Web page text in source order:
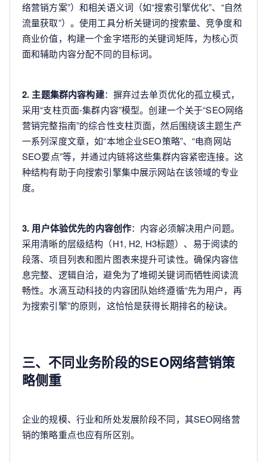
络营销方案”）和相关语义词（如“搜索引擎优化”、“自然
流量获取”）。使用工具分析关键词的搜索量、竞争度和
商业价值，构建一个金字塔形的关键词矩阵，为核心页
面和辅助内容分配不同的目标词。
2. 主题集群内容构建：摒弃过去单页优化的孤立模式，
采用“支柱页面-集群内容”模型。创建一个关于“SEO网络
营销完整指南”的综合性支柱页面，然后围绕该主题生产
一系列深度文章，如“本地企业SEO策略”、“电商网站
SEO要点”等，并通过内链将这些集群内容紧密连接。这
种结构有助于向搜索引擎集中展示网站在该领域的专业
度。
3. 用户体验优先的内容创作：内容必须解决用户问题。
采用清晰的层级结构（H1, H2, H3标题）、易于阅读的
段落、项目列表和图片图表来提升可读性。确保内容信
息完整、逻辑自洽，避免为了堆砌关键词而牺牲阅读流
畅性。水滴互动科技的内容团队始终遵循“先为用户，再
为搜索引擎”的原则，这恰恰是获得长期排名的秘诀。
三、不同业务阶段的SEO网络营销策
略侧重
企业的规模、行业和所处发展阶段不同，其SEO网络营
销的策略重点也应有所区别。